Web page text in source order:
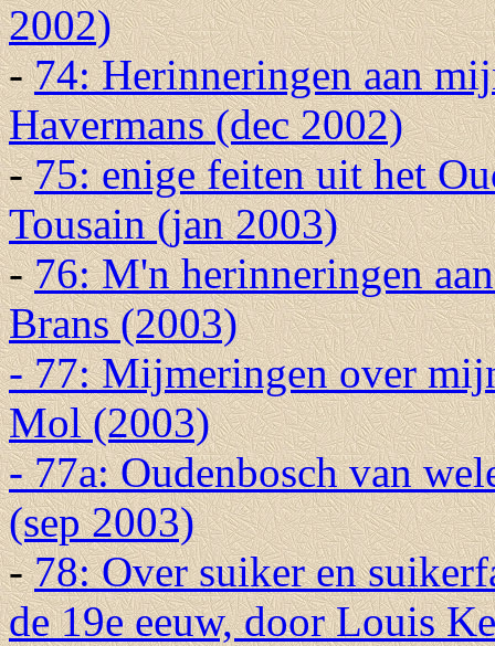
2002)
-74: Herinneringen aan
Havermans (dec 2002)
-75: enige feiten uit het
Tousain (jan 2003)
-76: M'n herinneringen
Brans (2003)
- 77: Mijmeringen over
Mol (2003)
- 77a: Oudenbosch van
(sep 2003)
-78: Over suiker en
de 19e eeuw, door Louis